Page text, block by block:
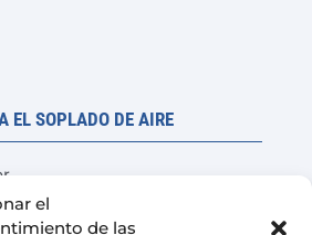
el
de las
EL SOPLADO DE AIRE